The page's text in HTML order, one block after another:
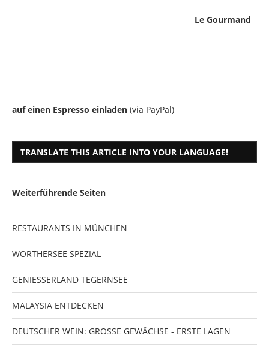
Le Gourmand
auf einen Espresso einladen (via PayPal)
TRANSLATE THIS ARTICLE INTO YOUR LANGUAGE!
Weiterführende Seiten
RESTAURANTS IN MÜNCHEN
WÖRTHERSEE SPEZIAL
GENIESSERLAND TEGERNSEE
MALAYSIA ENTDECKEN
DEUTSCHER WEIN: GROSSE GEWÄCHSE - ERSTE LAGEN